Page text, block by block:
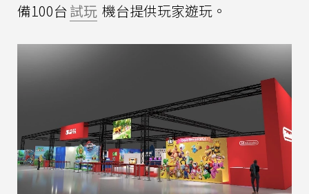
備100台試玩 機台提供玩家遊玩。